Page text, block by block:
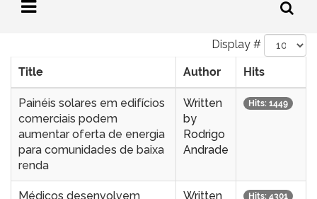
Display #
Title Author Hits
Painéis solares em edifícios
comerciais podem
aumentar oferta de energia
para comunidades de baixa
renda
Written
by
Rodrigo
Andrade
Hits: 1449
Médicos desenvolvem Written Hits: 4301